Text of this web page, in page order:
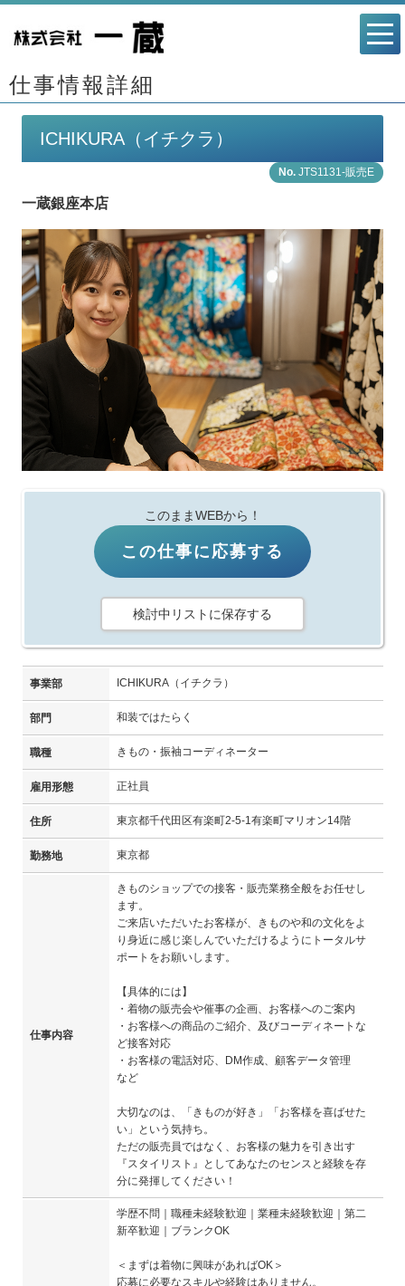
仕事情報詳細
ICHIKURA（イチクラ）
JTS1131-販売E
一蔵銀座本店
このままWEBから！
この仕事に応募する
検討中リストに保存する
事業部 ICHIKURA（イチクラ）
部門 和装ではたらく
職種 きもの・振袖コーディネーター
雇用形態 正社員
住所 東京都千代田区有楽町2-5-1有楽町マリオン14階
勤務地 東京都
仕事内容
きものショップでの接客・販売業務全般をお任せし
ます。
ご来店いただいたお客様が、きものや和の文化をよ
り身近に感じ楽しんでいただけるようにトータルサ
ポートをお願いします。
【具体的には】
・着物の販売会や催事の企画、お客様へのご案内
・お客様への商品のご紹介、及びコーディネートな
ど接客対応
・お客様の電話対応、DM作成、顧客データ管理
など
大切なのは、「きものが好き」「お客様を喜ばせた
い」という気持ち。
ただの販売員ではなく、お客様の魅力を引き出す
『スタイリスト』としてあなたのセンスと経験を存
分に発揮してください！
学歴不問｜職種未経験歓迎｜業種未経験歓迎｜第二
新卒歓迎｜ブランクOK
＜まずは着物に興味があればOK＞
応募に必要なスキルや経験はありません。